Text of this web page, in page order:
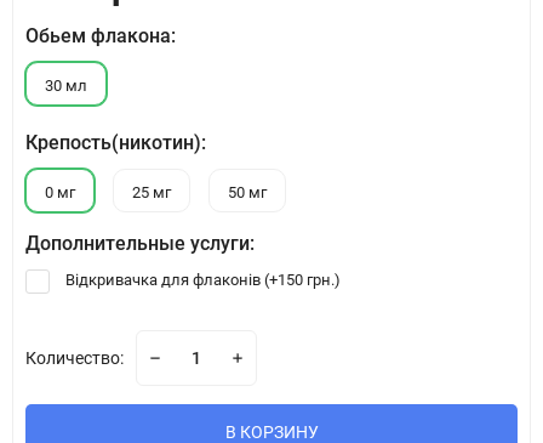
Обьем флакона:
30 мл
Крепость(никотин):
0 мг 25 мг 50 мг
Дополнительные услуги:
Відкривачка для флаконів (+150 грн.)
Количество:
В КОРЗИНУ